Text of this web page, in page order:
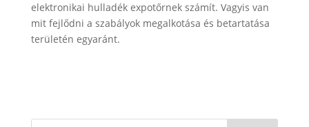
elektronikai hulladék expotőrnek számít. Vagyis van
mit fejlődni a szabályok megalkotása és betartatása
területén egyaránt.